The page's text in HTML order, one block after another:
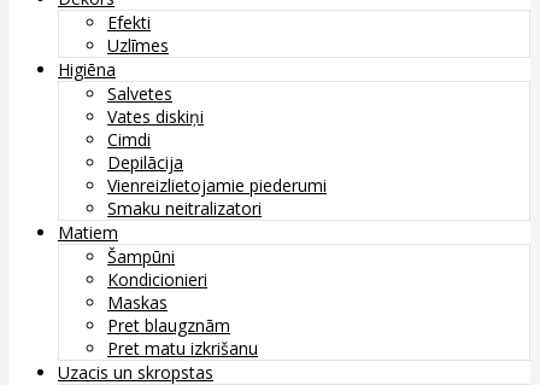
Efekti
Uzlīmes
Higiēna
Salvetes
Vates diskiņi
Cimdi
Depilācija
Vienreizlietojamie piederumi
Smaku neitralizatori
Matiem
Šampūni
Kondicionieri
Maskas
Pret blaugznām
Pret matu izkrišanu
Uzacis un skropstas